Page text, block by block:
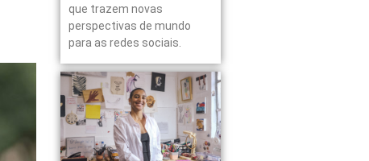
que trazem novas
perspectivas de mundo
para as redes sociais.